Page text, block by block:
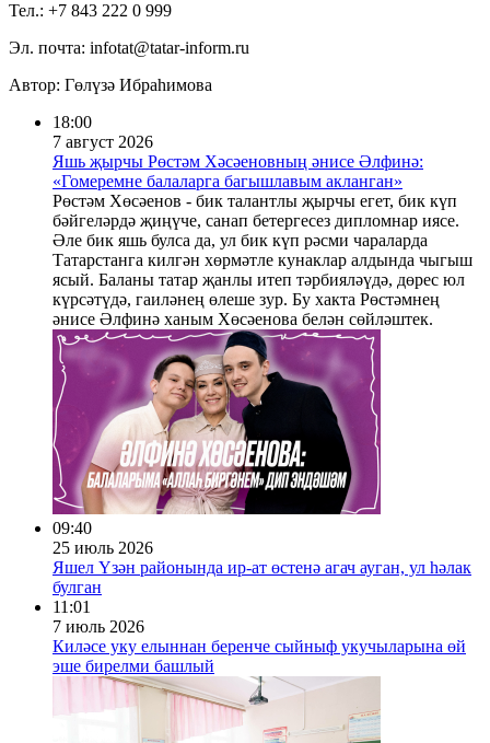
Тел.: +7 843 222 0 999
Эл. почта: infotat@tatar-inform.ru
Автор: Гөлүзә Ибраһимова
18:00
7 август 2026
Яшь җырчы Рөстәм Хәсәеновның әнисе Әлфинә:
«Гомеремне балаларга багышлавым акланган»
Рөстәм Хөсәенов - бик талантлы җырчы егет, бик күп
бәйгеләрдә җиңүче, санап бетергесез дипломнар иясе.
Әле бик яшь булса да, ул бик күп рәсми чараларда
Татарстанга килгән хөрмәтле кунаклар алдында чыгыш
ясый. Баланы татар җанлы итеп тәрбияләүдә, дөрес юл
күрсәтүдә, гаиләнең өлеше зур. Бу хакта Рөстәмнең
әнисе Әлфинә ханым Хөсәенова белән сөйләштек.
09:40
25 июль 2026
Яшел Үзән районында ир-ат өстенә агач ауган, ул һәлак
булган
11:01
7 июль 2026
Киләсе уку елыннан беренче сыйныф укучыларына өй
эше бирелми башлый